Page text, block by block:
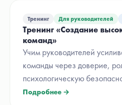
Тренинг Для руководителей
Тренинг «Создание
команд»
Учим руководителей
команды через доверие,
психологическую
Подробнее →